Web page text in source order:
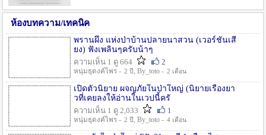
ห้องบทความ/เทคนิค
พรานผึ้ง แห่งป่าบ้านปลายนาสวน (เวอร์ชั่นเสี
ยง) ฟังเพลินๆครับน้าๆ
ความเห็น 1 ดู 664
2
หนุ่มธุดงค์ไพร - 2 ปี , By_toto - 2 เดือน
เปิดตัวนิยาย ผจญภัยในป่าใหญ่ (นิยายเรื่องยา
วที่เคยลงให้อ่านในเวปนี้ครั
ความเห็น 1 ดู 2,033
1
หนุ่มธุดงค์ไพร - 2 ปี , By_toto - 4 เดือน